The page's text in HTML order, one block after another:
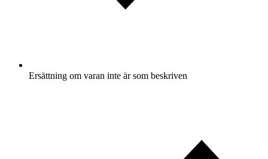
Ersättning om varan inte är som beskriven